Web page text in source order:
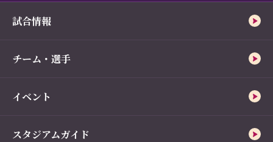
試合情報
チーム・選手
イベント
スタジアムガイド